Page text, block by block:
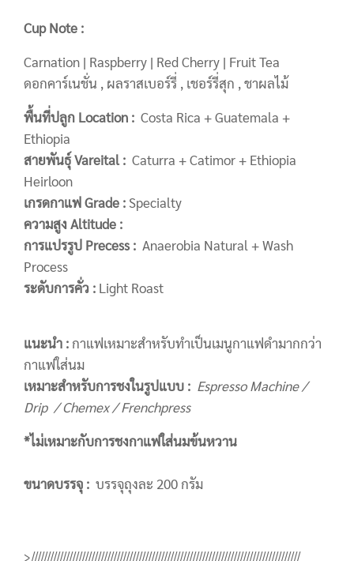
Cup Note :
Carnation | Raspberry | Red Cherry | Fruit Tea
ดอกคาร์เนชั่น , ผลราสเบอร์รี่ , เชอร์รี่สุก , ชาผลไม้
พื้นที่ปลูก Location : Costa Rica + Guatemala +
Ethiopia
สายพันธุ์ Vareital : Caturra + Catimor + Ethiopia
Heirloon
เกรดกาแฟ Grade : Specialty
ความสูง Altitude :
การแปรรูป Precess : Anaerobia Natural + Wash
Process
ระดับการคั่ว : Light Roast
แนะนำ : กาแฟเหมาะสำหรับทำเป็นเมนูกาแฟดำมากกว่า
กาแฟใส่นม
เหมาะสำหรับการชงในรูปแบบ : Espresso Machine /
Drip / Chemex / Frenchpress
*ไม่เหมาะกับการชงกาแฟใส่นมข้นหวาน
ขนาดบรรจุ : บรรจุถุงละ 200 กรัม